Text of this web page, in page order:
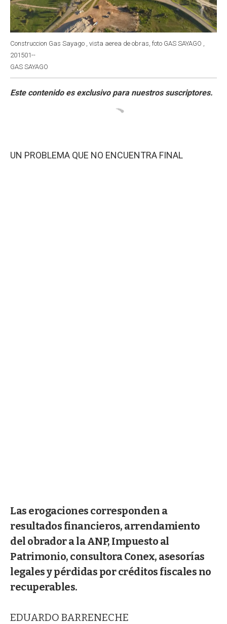
Construccion Gas Sayago , vista aerea de obras, foto GAS SAYAGO ,
201501--
GAS SAYAGO
UN PROBLEMA QUE NO ENCUENTRA FINAL
Las erogaciones corresponden a
resultados financieros, arrendamiento
del obrador a la ANP, Impuesto al
Patrimonio, consultora Conex, asesorías
legales y pérdidas por créditos fiscales no
recuperables.
EDUARDO BARRENECHE